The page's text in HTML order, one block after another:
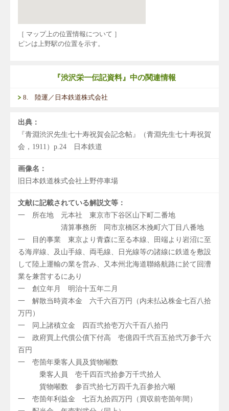
［ マップ上の位置情報について ］
ピンは上野駅の位置を示す。
『渋沢栄一伝記資料』中の関連情報
8. 陸運／日本鉄道株式会社
出典：
『青淵渋沢先生七十寿祝賀会記念帖』（青淵先生七十寿祝賀
会，1911）p.24 日本鉄道
画像名：
旧日本鉄道株式会社上野停車場
文献に記載されている解説文等：
一 所在地 元本社 東京市下谷区山下町二番地
清算事務所 同市京橋区木挽町六丁目八番地
一 目的事業 東京より青森に至る本線、田端より岩沼に至
る海岸線、及山手線、両毛線、日光線等の諸線に鉄道を敷設
して陸上運輸の業を営み、又本州北海道聯絡航路に於て回漕
業を兼営するにあり
一 創立年月 明治十五年二月
一 解散当時資本金 六千六百万円（内未払込株金七百八拾
万円）
一 同上諸積立金 四百弐拾壱万六千百八拾円
一 政府買上代償公債下付高 壱億四千弐百五拾弐万参千六
百円
一 壱箇年乗客人員及貨物噸数
乗客人員 壱千四百弐拾参万千弐拾人
貨物噸数 参百弐拾七万四千九百参拾六噸
一 壱箇年利益金 七百九拾四万円（買収前壱箇年間）